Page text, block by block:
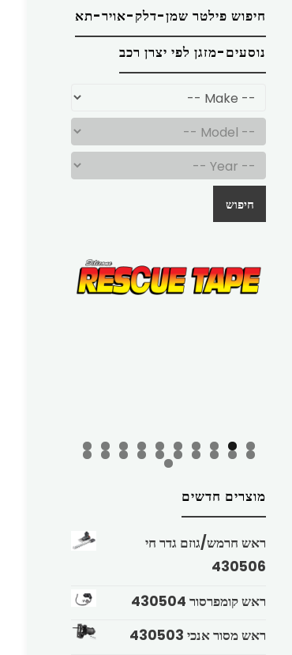
חיפוש פילטר שמן-דלק-אויר-תא
נוסעים-מזגן לפי יצרן רכב
חיפוש
מוצרים חדשים
ראש חרמש/גוזם גדר חי
430506
ראש קומפרסור 430504
ראש מסור אנכי 430503